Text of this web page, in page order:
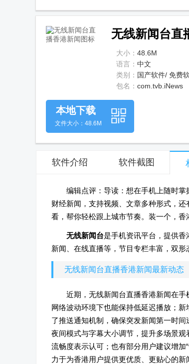
无线新闻台直
大小： 48.6M
语言： 中文
类别： 国产软件/ 免费
包名： com.tvb.iNews
本地下载
文件大小：48.6M
软件介绍 软件截图
编辑点评：导读：想在手机上随时
财经新闻，支持视频、文章多种形式，
看，帮你轻松跟上城市节奏。装一个，香
无线新闻台是手机资讯平台，提供
新闻、在线直播等，节目专栏丰富，双形
无线新闻台直播香港新闻最新动态
近期，无线新闻台直播香港新闻在
网络波动环境下也能保持低延迟播放；
了推送通知机制，确保突发新闻第一时
夜间模式与字幕大小调节，提升多场景
流畅度表示认可；也有部分用户建议增加
力于为香港用户提供更优质、更贴心的新